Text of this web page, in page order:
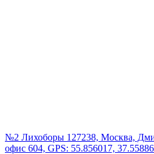
№2 Лихоборы 127238, Москва,
офис 604, GPS: 55.856017,